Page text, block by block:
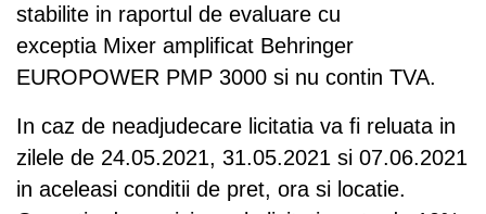
stabilite in raportul de evaluare cu
exceptia Mixer amplificat Behringer
EUROPOWER PMP 3000 si nu contin TVA.
In caz de neadjudecare licitatia va fi reluata in
zilele de 24.05.2021, 31.05.2021 si 07.06.2021
in aceleasi conditii de pret, ora si locatie.